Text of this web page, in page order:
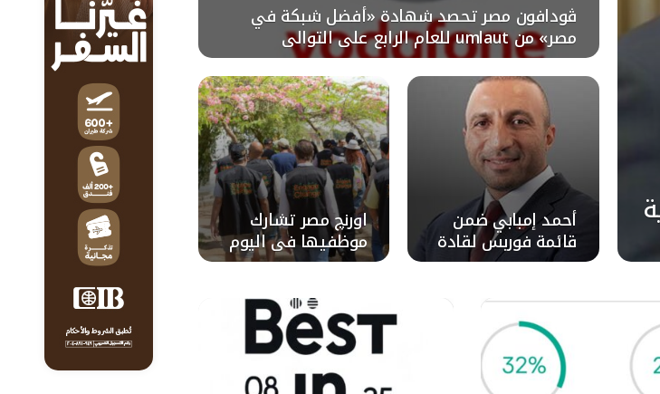
ڤودافون مصر تحصد شهادة «أفضل شبكة في
مصر» من umlaut للعام الرابع على التوالي
أحمد إمبابي ضمن
قائمة فوربس لقادة
التسويق والاتصال
الشرق الأوسط 2026
اورنچ مصر تشارك
موظفيها في اليوم
العالمي للبيئة لتعزيز